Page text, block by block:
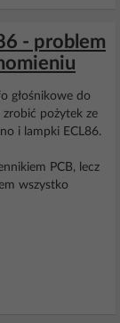
- problem
głośnikowe do
zrobić pożytek ze
i lampki ECL86.
PCB, lecz
wszystko